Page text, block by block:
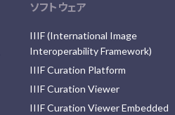
ソフトウェア
IIIF (International Image
Interoperability Framework)
IIIF Curation Platform
IIIF Curation Viewer
IIIF Curation Viewer Embedded